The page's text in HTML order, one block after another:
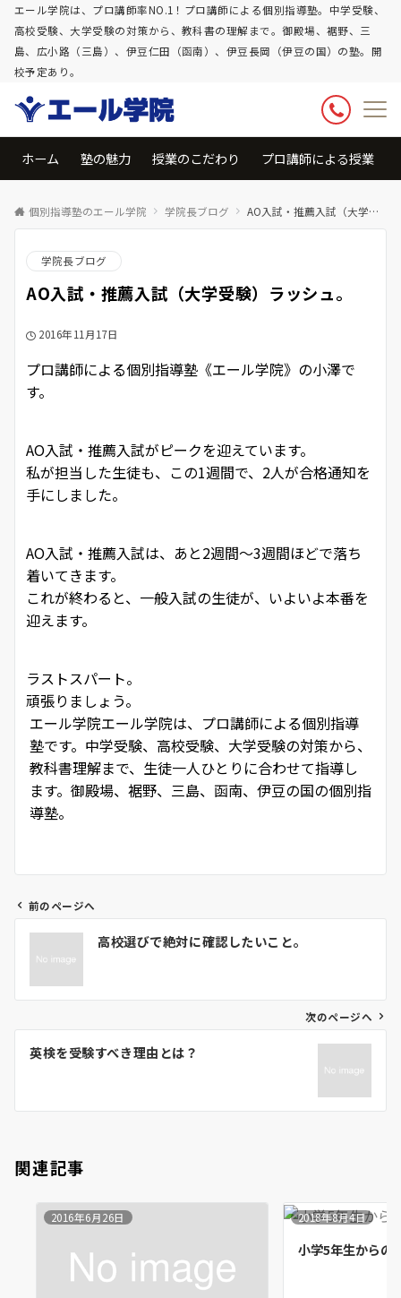
エール学院は、プロ講師率NO.1！プロ講師による個別指導塾。中学受験、
高校受験、大学受験の対策から、教科書の理解まで。御殿場、裾野、三
島、広小路（三島）、伊豆仁田（函南）、伊豆長岡（伊豆の国）の塾。開
校予定あり。
ホーム 塾の魅力 授業のこだわり プロ講師による授業
個別指導塾のエール学院 学院長ブログ AO入試・推薦入試（大学受験）ラッシュ。
学院長ブログ
AO入試・推薦入試（大学受験）ラッシュ。
2016年11月17日
プロ講師による個別指導塾《エール学院》の小澤で
す。
AO入試・推薦入試がピークを迎えています。
私が担当した生徒も、この1週間で、2人が合格通知を
手にしました。
AO入試・推薦入試は、あと2週間～3週間ほどで落ち
着いてきます。
これが終わると、一般入試の生徒が、いよいよ本番を
迎えます。
ラストスパート。
頑張りましょう。
エール学院エール学院は、プロ講師による個別指導
塾です。中学受験、高校受験、大学受験の対策から、
教科書理解まで、生徒一人ひとりに合わせて指導し
ます。御殿場、裾野、三島、函南、伊豆の国の個別指
導塾。
ビ
ン
前のページへ
高校選びで絶対に確認したいこと。
次のページへ
英検を受験すべき理由とは？
関連記事
2016年6月26日 2018年8月4日
小学5年生からの